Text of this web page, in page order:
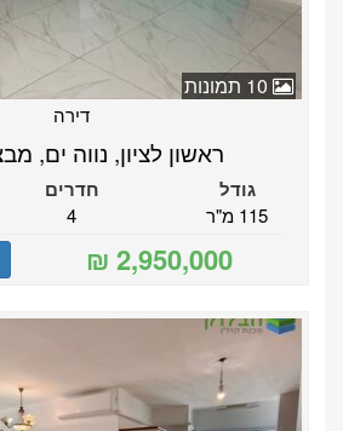
דירה
ראשון לציון, נווה ים,
גודל
115 מ"ר
חדרים
4